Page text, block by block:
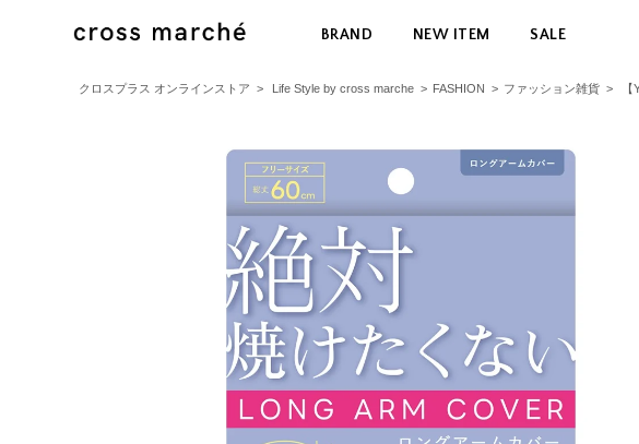
BRAND NEW ITEM SALE
クロスプラス オンラインストア > Life Style by cross marche > FASHION > ファッション雑貨 >